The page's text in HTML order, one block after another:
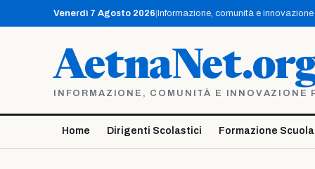
contenuto
Venerdì 7 Agosto 2026 Informazione, comunità e
INFORMAZIONE, COMUNITÀ E
Home Dirigenti Scolastici Formazione